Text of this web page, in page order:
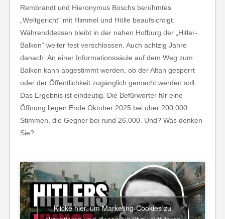
Rembrandt und Hieronymus Boschs berühmtes
„Weltgericht“ mit Himmel und Hölle beaufsichtigt.
Währenddessen bleibt in der nahen Hofburg der „Hitler-
Balkon“ weiter fest verschlossen. Auch achtzig Jahre
danach. An einer Informationssäule auf dem Weg zum
Balkon kann abgestimmt werden, ob der Altan gesperrt
oder der Öffentlichkeit zugänglich gemacht werden soll.
Das Ergebnis ist eindeutig. Die Befürworter für eine
Öffnung liegen Ende Oktober 2025 bei über 200.000
Stimmen, die Gegner bei rund 26.000. Und? Was denken
Sie?
Klicke hier, um Marketing-Cookies zu